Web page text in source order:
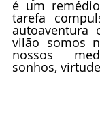
é um
tarefa
vilão somos
nossos
sonhos,